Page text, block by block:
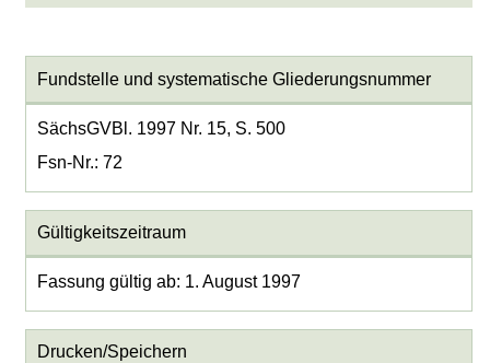
Fundstelle und systematische Gliederungsnummer
SächsGVBl. 1997 Nr. 15, S. 500
Fsn-Nr.: 72
Gültigkeitszeitraum
Fassung gültig ab: 1. August 1997
Drucken/Speichern